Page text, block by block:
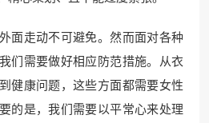
面走动不可避免。然而面对各种
们需要做好相应防范措施。从衣
健康问题，这些方面都需要女性
的是，我们需要以平常心来处理